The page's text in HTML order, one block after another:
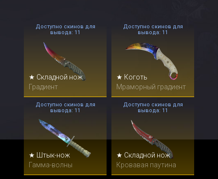
★ Складной нож
Градиент
Доступно скинов для
вывода: 11
★ Коготь
Мраморный градиент
Доступно скинов для
вывода: 11
★ Штык-нож
Гамма-волны
Доступно скинов для
вывода: 11
★ Складной нож
Кровавая паутина
Доступно скинов для
вывода: 11